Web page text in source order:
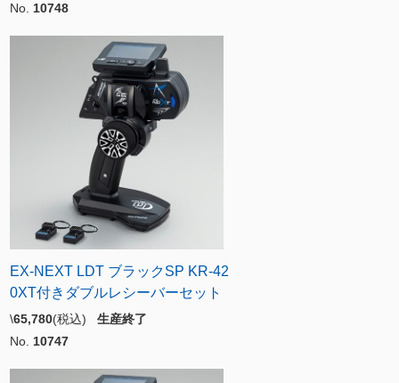
No. 10748
EX-NEXT LDT ブラックSP KR-42
0XT付きダブルレシーバーセット
\65,780(税込) 生産終了
No. 10747